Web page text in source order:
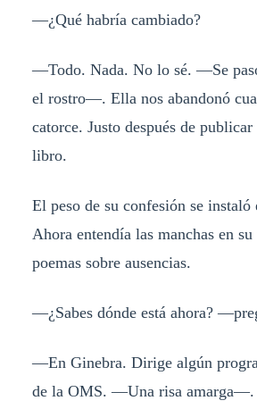
—¿Qué habría cambiado?
—Todo. Nada. No lo sé. —Se
el rostro—. Ella nos abandonó
catorce. Justo después de
libro.
El peso de su confesión se instaló
Ahora entendía las manchas en
poemas sobre ausencias.
—¿Sabes dónde está ahora?
—En Ginebra. Dirige algún
de la OMS. —Una risa amarga—.